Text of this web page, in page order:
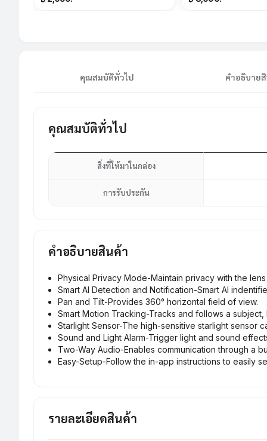
คุณสมบัติทั่วไป คำอธิบาย
คุณสมบัติทั่วไป
สิ่งที่ให้มาในกล่อง
การรับประกัน
คำอธิบายสินค้า
Physical Privacy Mode-Maintain privacy with the
Smart AI Detection and Notification-Smart AI
Pan and Tilt-Provides 360° horizontal field of view.
Smart Motion Tracking-Tracks and follows a
Starlight Sensor-The high-sensitive starlight sensor
Sound and Light Alarm-Trigger light and sound
Two-Way Audio-Enables communication through a
Easy-Setup-Follow the in-app instructions to easily
รายละเอียดสินค้า